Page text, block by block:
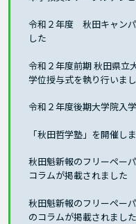
令和２年度 秋田キャン
した
令和２年度前期 秋田県立
学位授与式を執り行いま
令和２年度後期大学院入
「秋田哲学塾」を開催し
秋田魁新報のフリーペー
コラムが掲載されました
秋田魁新報のフリーペー
のコラムが掲載されました